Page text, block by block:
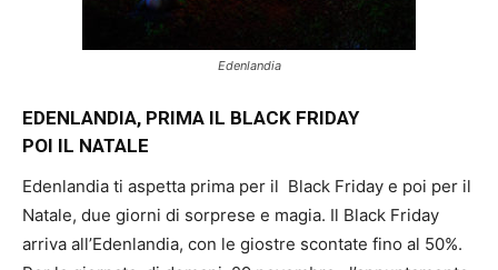
Edenlandia
EDENLANDIA, PRIMA IL BLACK FRIDAY
POI IL NATALE
Edenlandia ti aspetta prima per il Black Friday e poi per il
Natale, due giorni di sorprese e magia. Il Black Friday
arriva all’Edenlandia, con le giostre scontate fino al 50%.